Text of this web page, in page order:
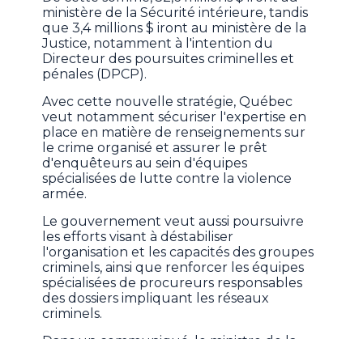
ministère de la Sécurité intérieure, tandis
que 3,4 millions $ iront au ministère de la
Justice, notamment à l'intention du
Directeur des poursuites criminelles et
pénales (DPCP).
Avec cette nouvelle stratégie, Québec
veut notamment sécuriser l'expertise en
place en matière de renseignements sur
le crime organisé et assurer le prêt
d'enquêteurs au sein d'équipes
spécialisées de lutte contre la violence
armée.
Le gouvernement veut aussi poursuivre
les efforts visant à déstabiliser
l'organisation et les capacités des groupes
criminels, ainsi que renforcer les équipes
spécialisées de procureurs responsables
des dossiers impliquant les réseaux
criminels.